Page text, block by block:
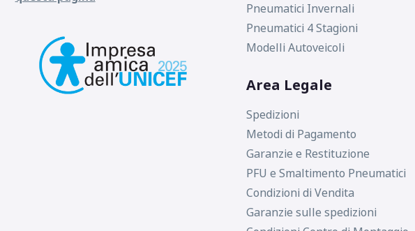
Pneumatici Invernali
Pneumatici 4 Stagioni
Modelli Autoveicoli
Area Legale
Spedizioni
Metodi di Pagamento
Garanzie e Restituzione
PFU e Smaltimento Pneumatici
Condizioni di Vendita
Garanzie sulle spedizioni